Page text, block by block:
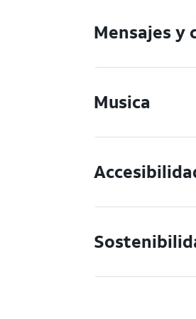
Mensajes y
Musica